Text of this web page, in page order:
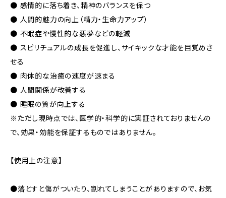
● 感情的に落ち着き、精神のバランスを保つ
● 人間的魅力の向上（精力・生命力アップ）
● 不眠症や慢性的な悪夢などの軽減
● スピリチュアルの成長を促進し、サイキックな才能を目覚めさ
せる
● 肉体的な治癒の速度が速まる
● 人間関係が改善する
● 睡眠の質が向上する
※ただし現時点では、医学的・科学的に実証されておりませんの
で、効果・効能を保証するものではありません。
【使用上の注意】
●落とすと傷がついたり、割れてしまうことがありますので、お気